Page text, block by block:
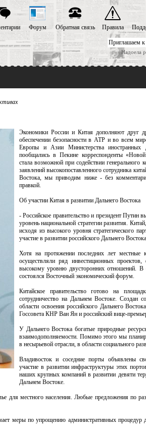
Приглашаем
Надоела
Форум Обратная связь Правила
Экономики России и Китая дополняют друг
обеспечении безопасности в АТР и во всем
Европы и Азии Министерства
пообщались в Пекине корреспонденты
стала возможной при содействии
заявлений высокопоставленного сотрудника
Востока, мы приводим ниже - без
правкой.
Об участии Китая в развитии Дальнего Востока
- Российское правительство и президент Путин
уровень национальной стратегии развития.
исходя из высокого уровня стратегического
участие в развитии российского Дальнего
Хотя на протяжении последних лет местные
осуществляли ряд инвестиционных
высокому уровню двусторонних отношений. В
состоялся Восточный экономический форум.
Китайское правительство готово на
сотрудничество на Дальнем Востоке. Создан
области освоения российского Дальнего
Госсовета КНР Ван Ян и российский вице-
У Дальнего Востока богатые природные
взаимодополняемости. Помимо этого мы
в несырьевой отрасли, в области социального
Владивосток и соседние порты объявлены
участие в развитии инфраструктуры этих
наших крупных компаний в развитии девяти
Дальнем Востоке.
для местного населения. Любые предложения по
меры по упрощению административных процедур